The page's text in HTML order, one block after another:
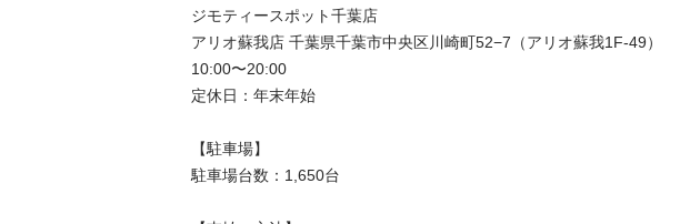
ジモティースポット千葉店
アリオ蘇我店 千葉県千葉市中央区川崎町52−7（アリオ蘇我1F-49）
10:00〜20:00
定休日：年末年始
【駐⾞場】
駐車場台数：1,650台